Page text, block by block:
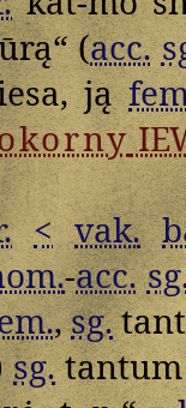
(acc.
ją
< vak.
-acc.
,sg.
sg.